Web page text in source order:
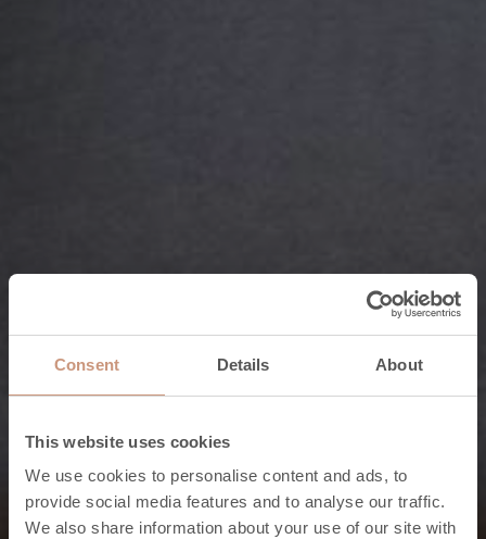
Consent Details About
This website uses cookies
We use cookies to personalise content and ads, to
provide social media features and to analyse our traffic.
We also share information about your use of our site with